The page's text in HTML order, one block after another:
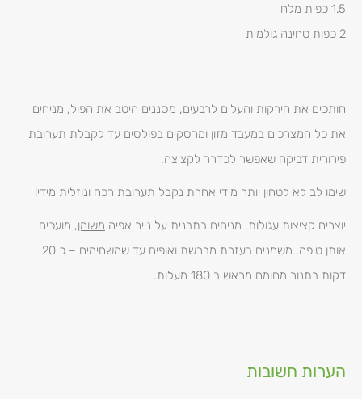
1.5 כפית מלח
2 כפות טחינה גולמית
חותכים את הירקות והעלים לרבעים, מסננים היטב את הפול, מניחים
את כל המצרכים במעבד מזון ומרסקים בפולסים עד לקבלת תערובת
פירורית דביקה שאפשר לכדרר לקציצה.
שימו לב לא לטחון יותר מידי אחרת נקבל תערובת רכה ונוזלית מידי!
יוצרים קציצות עגולות, מניחים בתבנית על נייר אפיה משומן, מועכים
אותן טיפה, משמנים בעזרת מברשת ואופים עד שמשחימים – כ 20
דקות בתנור מחומם מראש ב 180 מעלות.
הערות חשובות